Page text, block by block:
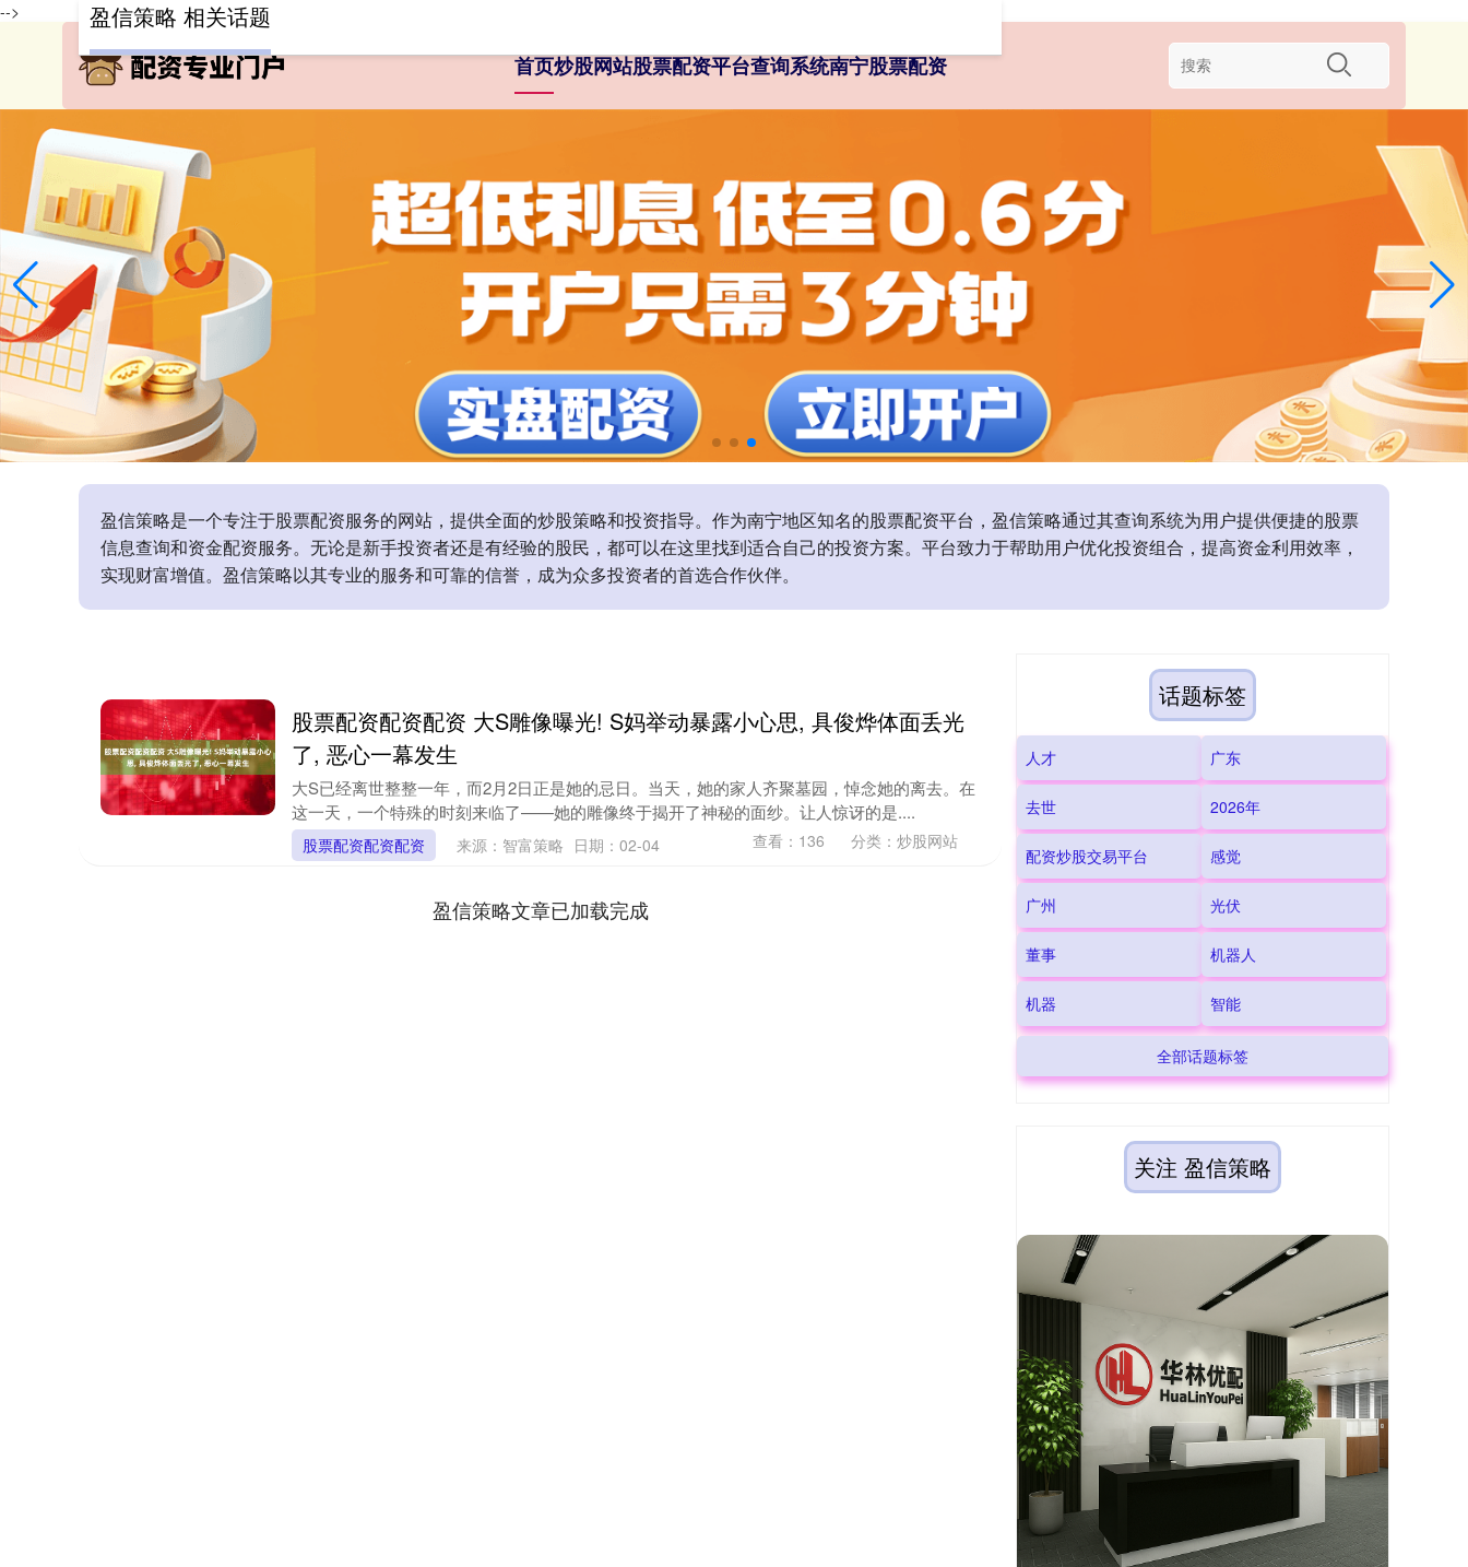
-->
首页炒股网站股票配资平台查询系统南宁股票配资
盈信策略是一个专注于股票配资服务的网站，提供全面的炒股策略和投资指导。作为南宁地区知名的股票配资平台，盈信策略通过其查询系统为用户提供便捷的股票
信息查询和资金配资服务。无论是新手投资者还是有经验的股民，都可以在这里找到适合自己的投资方案。平台致力于帮助用户优化投资组合，提高资金利用效率，
实现财富增值。盈信策略以其专业的服务和可靠的信誉，成为众多投资者的首选合作伙伴。
盈信策略 相关话题
股票配资配资配资 大S雕像曝光! S妈举动暴露小心思, 具俊烨体面丢光
了, 恶心一幕发生
大S已经离世整整一年，而2月2日正是她的忌日。当天，她的家人齐聚墓园，悼念她的离去。在
这一天，一个特殊的时刻来临了——她的雕像终于揭开了神秘的面纱。让人惊讶的是....
股票配资配资配资 来源：智富策略 日期：02-04 查看： 136 分类： 炒股网站
盈信策略文章已加载完成
话题标签
人才 广东
去世 2026年
配资炒股交易平台 感觉
广州 光伏
董事 机器人
机器 智能
全部话题标签
关注 盈信策略